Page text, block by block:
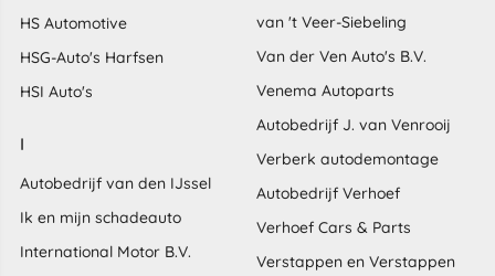
HS Automotive
HSG-Auto's Harfsen
HSI Auto's
I
Autobedrijf van den IJssel
Ik en mijn schadeauto
International Motor B.V.
van 't Veer-Siebeling
Van der Ven Auto's B.V.
Venema Autoparts
Autobedrijf J. van Venrooij
Verberk autodemontage
Autobedrijf Verhoef
Verhoef Cars & Parts
Verstappen en Verstappen